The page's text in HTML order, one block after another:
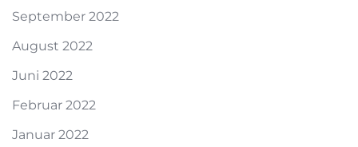
September 2022
August 2022
Juni 2022
Februar 2022
Januar 2022